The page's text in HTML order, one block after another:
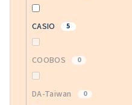
CASIO 5
COOBOS 0
DA-Taiwan 0